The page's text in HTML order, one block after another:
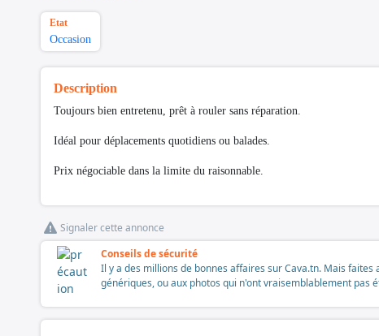
Etat
Occasion
Description
Toujours bien entretenu, prêt à rouler sans réparation.
Idéal pour déplacements quotidiens ou balades.
Prix négociable dans la limite du raisonnable.
Signaler cette annonce
Conseils de sécurité
Il y a des millions de bonnes affaires sur Cava.tn. Mais
génériques, ou aux photos qui n'ont vraisemblablement pas